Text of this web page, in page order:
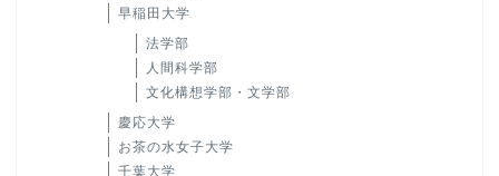
早稲田大学
法学部
人間科学部
文化構想学部・文学部
慶応大学
お茶の水女子大学
千葉大学